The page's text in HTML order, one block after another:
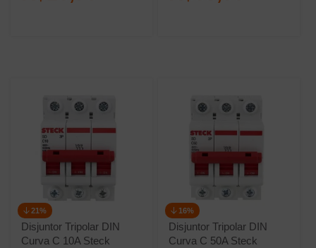
Disjuntor Tripolar DIN
Curva C 10A Steck
21%
Disjuntor Tripolar DIN
Curva C 50A Steck
16%